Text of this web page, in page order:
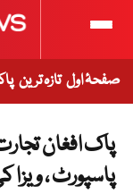
صفحۂ اول تازہ ترین
پاک افغان
پاسپورٹ ،